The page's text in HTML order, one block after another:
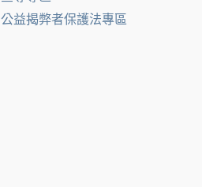
公益揭弊者保護法專區